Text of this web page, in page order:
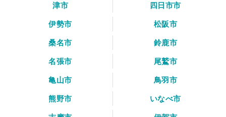
津市
四日市市
伊勢市
松阪市
桑名市
鈴鹿市
名張市
尾鷲市
亀山市
鳥羽市
熊野市
いなべ市